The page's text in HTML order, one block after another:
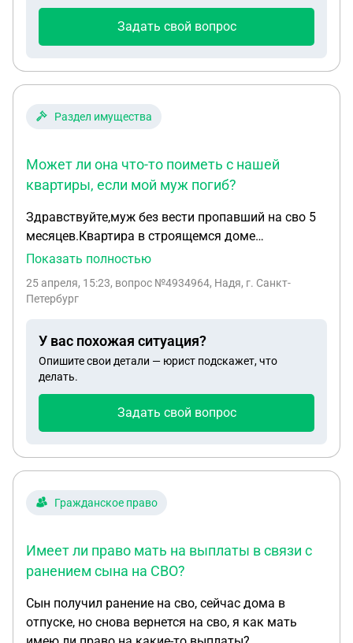
Задать свой вопрос
Раздел имущества
Может ли она что-то поиметь с нашей
квартиры, если мой муж погиб?
Здравствуйте,муж без вести пропавший на сво 5
месяцев.Квартира в строящемся доме
приобреталась мной до брака,но документы на
свекровь,что-то мутит,ходит в нотариус и к
поиметь с нашей квартиры,если мой муж погиб?
Показать полностью
25 апреля, 15:23, вопрос №4934964, Надя, г. Санкт-
Петербург
У вас похожая ситуация?
Опишите свои детали — юрист подскажет, что
делать.
Задать свой вопрос
Гражданское право
Имеет ли право мать на выплаты в связи с
ранением сына на СВО?
Сын получил ранение на сво, сейчас дома в
отпуске, но снова вернется на сво, я как мать